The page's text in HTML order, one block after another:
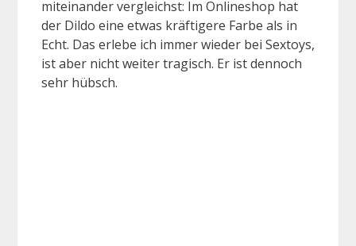
miteinander vergleichst: Im Onlineshop hat
der Dildo eine etwas kräftigere Farbe als in
Echt. Das erlebe ich immer wieder bei Sextoys,
ist aber nicht weiter tragisch. Er ist dennoch
sehr hübsch.